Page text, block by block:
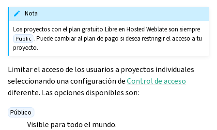
Nota
Los proyectos con el plan gratuito Libre en Hosted Weblate son siempre
Public . Puede cambiar al plan de pago si desea restringir el acceso a tu
proyecto.
Limitar el acceso de los usuarios a proyectos individuales
seleccionando una configuración deControl de acceso
diferente. Las opciones disponibles son:
Público
Visible para todo el mundo.